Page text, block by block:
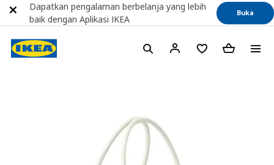
Dapatkan pengalaman berbelanja yang lebih
baik dengan Aplikasi IKEA
Buka